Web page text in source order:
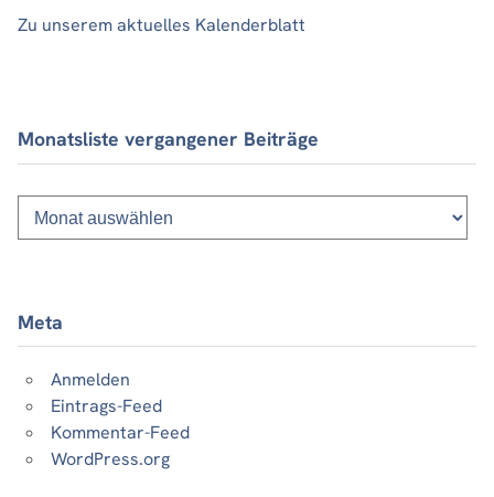
Zu unserem aktuelles Kalenderblatt
Monatsliste vergangener Beiträge
Monatsliste
vergangener
Beiträge
Meta
Anmelden
Eintrags-Feed
Kommentar-Feed
WordPress.org